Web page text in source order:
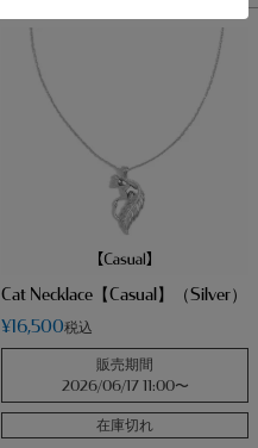
Cat Necklace【Casual】（Silver）
¥16,500税込
販売期間
2026/06/17 11:00〜
在庫切れ